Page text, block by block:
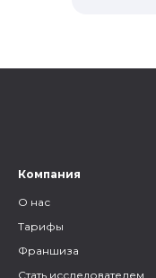
то, как
Компания
О нас
Тарифы
Франшиза
Стать исследователем